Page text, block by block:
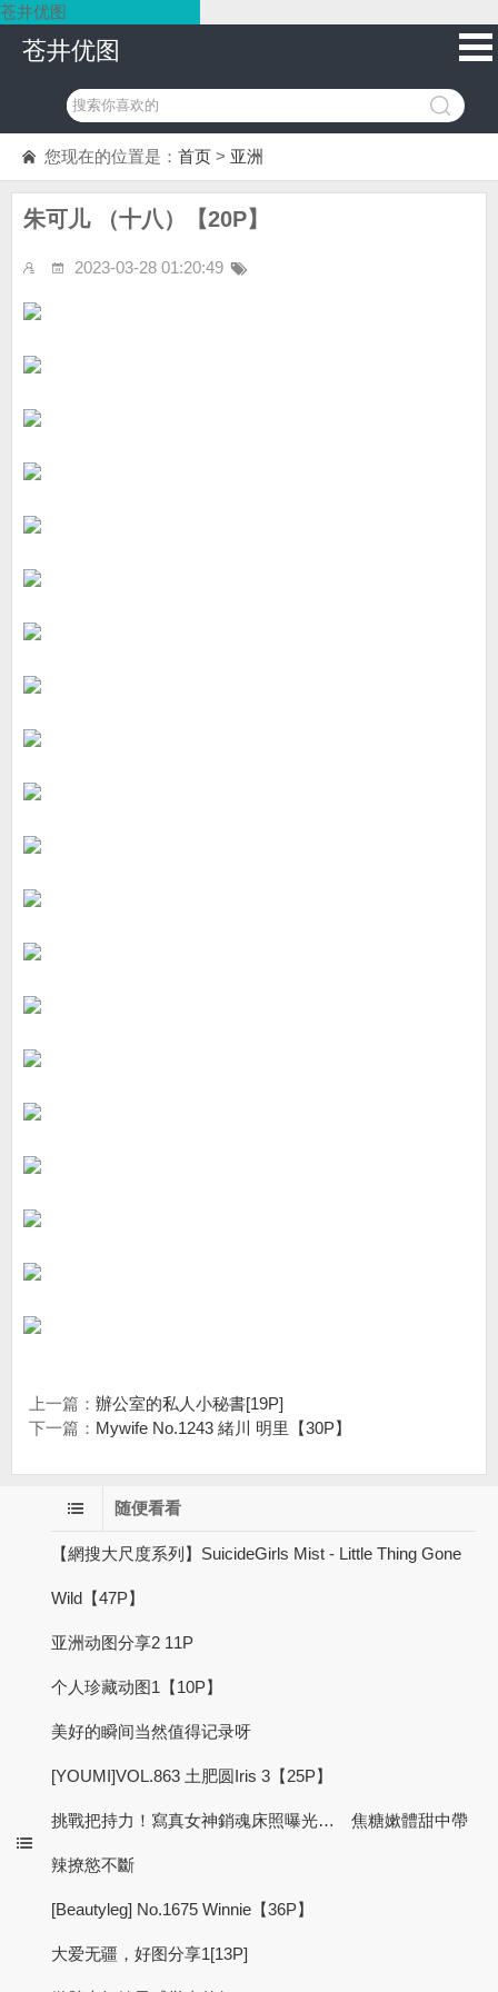
苍井优图
苍井优图
您现在的位置是： 首页 > 亚洲
朱可儿 （十八）【20P】
2023-03-28 01:20:49
上一篇： 辦公室的私人小秘書[19P]
下一篇： Mywife No.1243 緒川 明里【30P】
随便看看
【網搜大尺度系列】SuicideGirls Mist - Little Thing Gone
Wild【47P】
亚洲动图分享2 11P
个人珍藏动图1【10P】
美好的瞬间当然值得记录呀
[YOUMI]VOL.863 土肥圆Iris 3【25P】
挑戰把持力！寫真女神銷魂床照曝光… 焦糖嫰體甜中帶
辣撩慾不斷
[Beautyleg] No.1675 Winnie【36P】
大爱无疆，好图分享1[13P]